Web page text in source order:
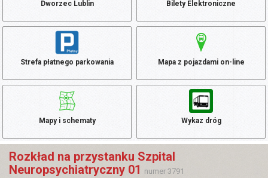
Dworzec Lublin Bilety Elektroniczne
Strefa płatnego parkowania Mapa z pojazdami on-line
Mapy i schematy Wykaz dróg
Rozkład na przystanku Szpital
Neuropsychiatryczny 01
numer 3791